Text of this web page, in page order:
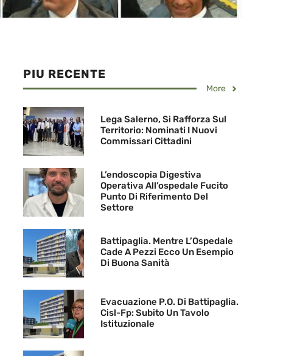
PIU RECENTE
More
Lega Salerno, Si Rafforza Sul
Territorio: Nominati I Nuovi
Commissari Cittadini
L’endoscopia Digestiva
Operativa All’ospedale Fucito
Punto Di Riferimento Del
Settore
Battipaglia. Mentre L’Ospedale
Cade A Pezzi Ecco Un Esempio
Di Buona Sanità
Evacuazione P.O. Di Battipaglia.
Cisl-Fp: Subito Un Tavolo
Istituzionale